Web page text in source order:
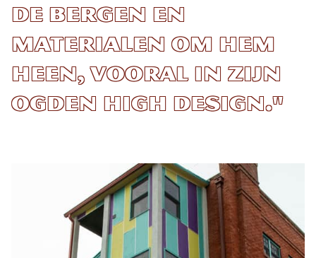
de bergen en
materialen om hem
heen, vooral in zijn
Ogden High design."